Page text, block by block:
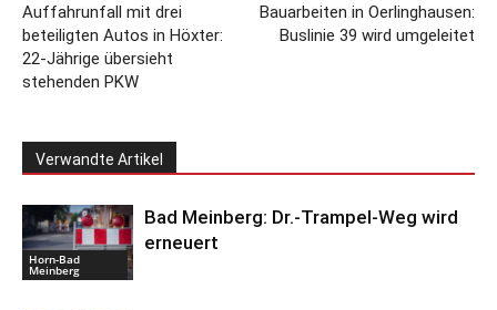
Auffahrunfall mit drei
beteiligten Autos in Höxter:
22-Jährige übersieht
stehenden PKW
Bauarbeiten in Oerlinghausen:
Buslinie 39 wird umgeleitet
Verwandte Artikel
Horn-Bad
Meinberg
Bad Meinberg: Dr.-Trampel-Weg wird
erneuert